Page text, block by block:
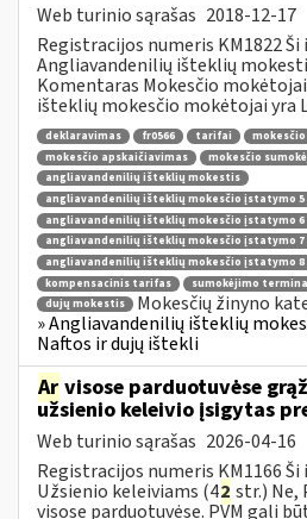
Web turinio sąrašas 2018-12-17
Registracijos numeris KM1822
Angliavandenilių išteklių
Komentaras Mokesčio
išteklių mokesčio mokėtojai yra
deklaravimas fr0566 tarifai
mokesčio apskaičiavimas
mokesčio
angliavandenilių išteklių mokestis
angliavandenilių išteklių mokesčio įstatymo 5
angliavandenilių išteklių mokesčio įstatymo 6
angliavandenilių išteklių mokesčio įstatymo 7
angliavandenilių išteklių mokesčio įstatymo 8
kompensacinis tarifas
sumokėjimo
dujų mokestis
Mokesčių žinyno
» Angliavandenilių išteklių
Naftos ir dujų ištekli
Ar visose parduotuvėse
užsienio keleivio įsigytas
Web turinio sąrašas 2026-04-16
Registracijos numeris KM1166
Užsienio keleiviams (42 str.) Ne,
visose parduotuvėse. PVM gali